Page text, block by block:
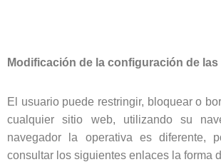
Modificación de la configuración de
El usuario puede restringir, bloquear o
cualquier sitio web, utilizando su
navegador la operativa es diferente,
consultar los siguientes enlaces la forma